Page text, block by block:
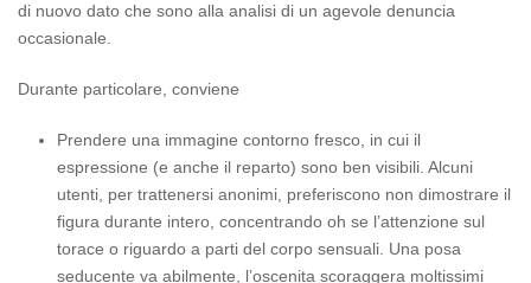
di nuovo dato che sono alla analisi di un agevole denuncia
occasionale.
Durante particolare, conviene
Prendere una immagine contorno fresco, in cui il
espressione (e anche il reparto) sono ben visibili. Alcuni
utenti, per trattenersi anonimi, preferiscono non dimostrare il
figura durante intero, concentrando oh se l’attenzione sul
torace o riguardo a parti del corpo sensuali. Una posa
seducente va abilmente, l’oscenita scoraggera moltissimi